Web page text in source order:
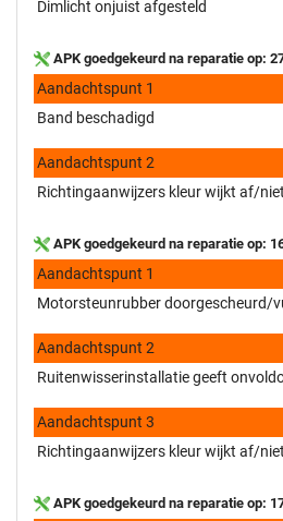
Dimlicht onjuist afgesteld
APK goedgekeurd na reparatie op:
Aandachtspunt 1
Band beschadigd
Aandachtspunt 2
Richtingaanwijzers kleur wijkt af/
APK goedgekeurd na reparatie op:
Aandachtspunt 1
Motorsteunrubber doorgescheurd/
Aandachtspunt 2
Ruitenwisserinstallatie geeft
Aandachtspunt 3
Richtingaanwijzers kleur wijkt af/
APK goedgekeurd na reparatie op: